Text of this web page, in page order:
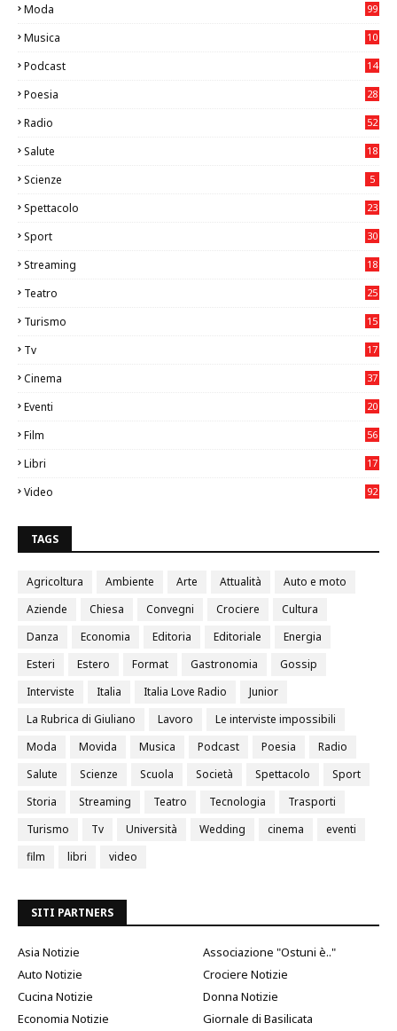
Moda 99
Musica
10
Podcast 14
Poesia 28
Radio 52
Salute
18
Scienze 5
Spettacolo 23
Sport
30
Streaming 18
Teatro
25
Turismo
15
Tv
17
Cinema
37
Eventi
20
Film
56
Libri
17
Video
92
TAGS
Agricoltura Ambiente Arte Attualità
Auto e moto
Aziende
Chiesa Convegni Crociere
Cultura
Danza
Economia Editoria Editoriale
Energia
Esteri
Estero Format Gastronomia
Gossip
Interviste
Italia Italia Love Radio
Junior
La Rubrica di Giuliano
Lavoro
Le interviste impossibili
Moda
Movida Musica Podcast Poesia
Radio
Salute
Scienze Scuola Società Spettacolo
Sport
Storia
Streaming Teatro Tecnologia
Trasporti
Turismo
Tv Università Wedding cinema
eventi
film
libri video
SITI PARTNERS
Asia Notizie
Associazione "Ostuni è.."
Auto Notizie
Crociere Notizie
Cucina Notizie
Donna Notizie
Economia Notizie
Giornale di Basilicata